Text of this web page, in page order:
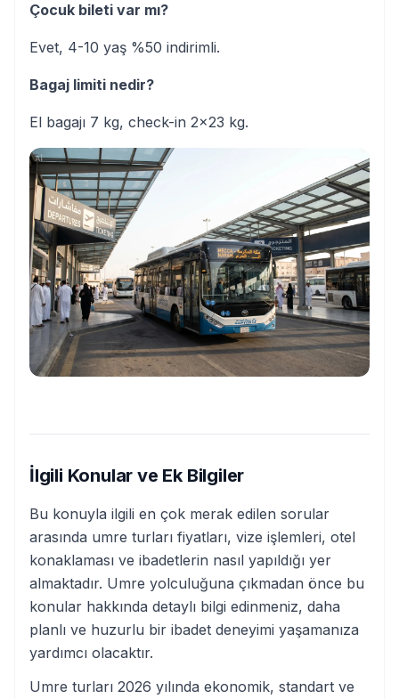
Çocuk bileti var mı?
Evet, 4-10 yaş %50 indirimli.
Bagaj limiti nedir?
El bagajı 7 kg, check-in 2x23 kg.
İlgili Konular ve Ek Bilgiler
Bu konuyla ilgili en çok merak edilen sorular
arasında umre turları fiyatları, vize işlemleri, otel
konaklaması ve ibadetlerin nasıl yapıldığı yer
almaktadır. Umre yolculuğuna çıkmadan önce bu
konular hakkında detaylı bilgi edinmeniz, daha
planlı ve huzurlu bir ibadet deneyimi yaşamanıza
yardımcı olacaktır.
Umre turları 2026 yılında ekonomik, standart ve